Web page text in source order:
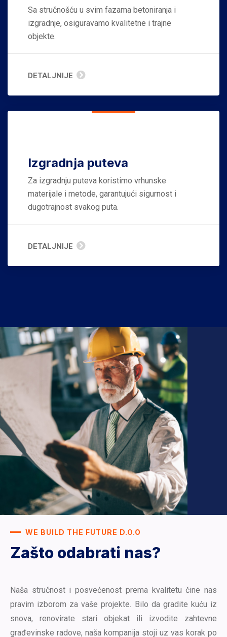
Sa stručnošću u svim fazama betoniranja i
izgradnje, osiguravamo kvalitetne i trajne
objekte.
DETALJNIJE
Izgradnja puteva
Za izgradnju puteva koristimo vrhunske
materijale i metode, garantujući sigurnost i
dugotrajnost svakog puta.
DETALJNIJE
WE BUILD THE FUTURE D.O.O
Zašto odabrati nas?
Naša stručnost i posvećenost prema kvalitetu čine nas
pravim izborom za vaše projekte. Bilo da gradite kuću iz
snova, renovirate stari objekat ili izvodite zahtevne
građevinske radove, naša kompanija stoji uz vas korak po